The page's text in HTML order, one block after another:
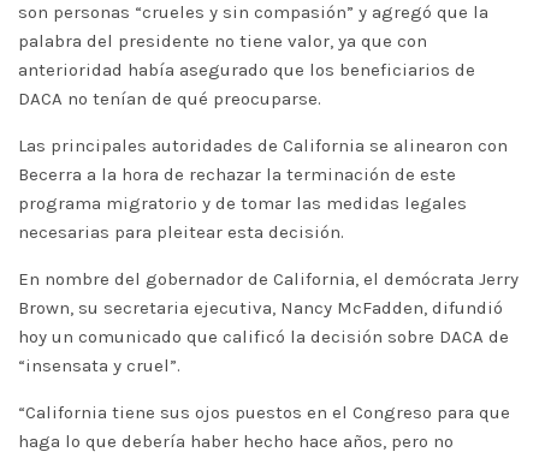
son personas “crueles y sin compasión” y agregó que la
palabra del presidente no tiene valor, ya que con
anterioridad había asegurado que los beneficiarios de
DACA no tenían de qué preocuparse.
Las principales autoridades de California se alinearon con
Becerra a la hora de rechazar la terminación de este
programa migratorio y de tomar las medidas legales
necesarias para pleitear esta decisión.
En nombre del gobernador de California, el demócrata Jerry
Brown, su secretaria ejecutiva, Nancy McFadden, difundió
hoy un comunicado que calificó la decisión sobre DACA de
“insensata y cruel”.
“California tiene sus ojos puestos en el Congreso para que
haga lo que debería haber hecho hace años, pero no